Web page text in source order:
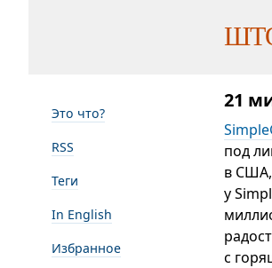
Это что?
RSS
Теги
In English
Избранное
21
под
в США,
у
с